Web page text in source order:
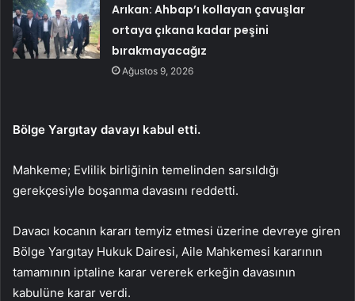
Arıkan: Ahbap’ı kollayan çavuşlar
ortaya çıkana kadar peşini
bırakmayacağız
Ağustos 9, 2026
Bölge Yargıtay davayı kabul etti.
Mahkeme; Evlilik birliğinin temelinden sarsıldığı
gerekçesiyle boşanma davasını reddetti.
Davacı kocanın kararı temyiz etmesi üzerine devreye giren
Bölge Yargıtay Hukuk Dairesi, Aile Mahkemesi kararının
tamamının iptaline karar vererek erkeğin davasının
kabulüne karar verdi.